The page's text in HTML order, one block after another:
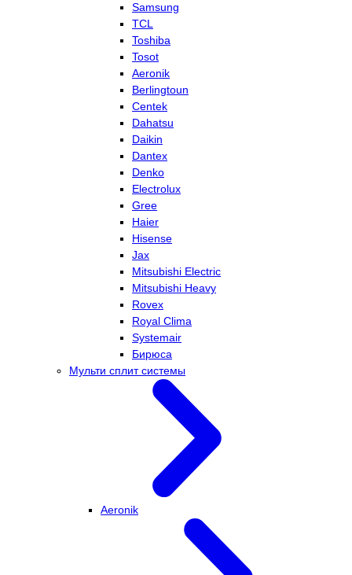
Samsung
TCL
Toshiba
Tosot
Aeronik
Berlingtoun
Centek
Dahatsu
Daikin
Dantex
Denko
Electrolux
Gree
Haier
Hisense
Jax
Mitsubishi Electric
Mitsubishi Heavy
Rovex
Royal Clima
Systemair
Бирюса
Мульти сплит системы
Aeronik